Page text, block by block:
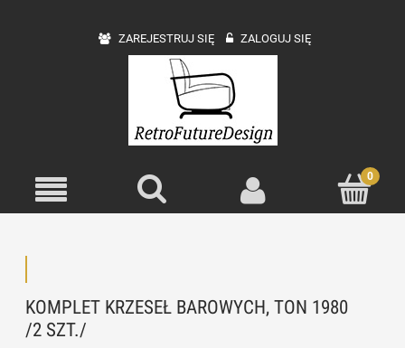
ZAREJESTRUJ SIĘ ZALOGUJ SIĘ
KOMPLET KRZESEŁ BAROWYCH, TON 1980
/2 SZT./